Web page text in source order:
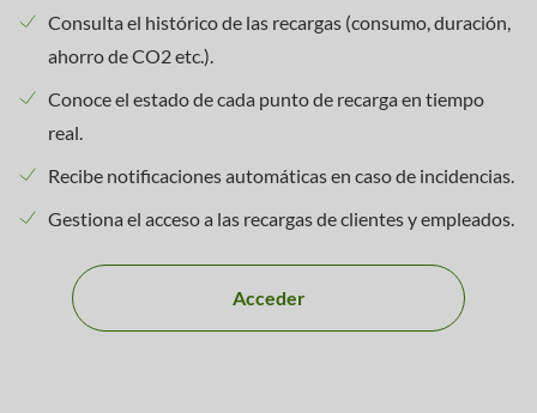
Consulta el histórico de las recargas (consumo, duración,
ahorro de CO2 etc.).
Conoce el estado de cada punto de recarga en tiempo
real.
Recibe notificaciones automáticas en caso de incidencias.
Gestiona el acceso a las recargas de clientes y empleados.
Acceder